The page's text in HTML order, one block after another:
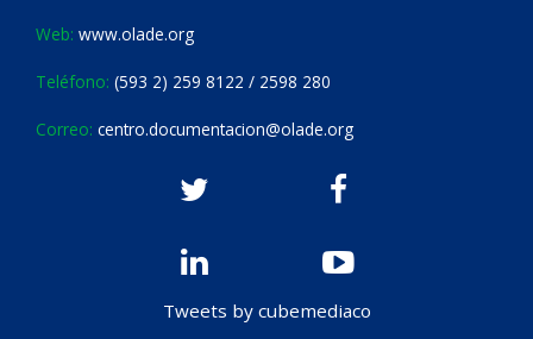
Web: www.olade.org
Teléfono: (593 2) 259 8122 / 2598 280
Correo: centro.documentacion@olade.org
Tweets by cubemediaco